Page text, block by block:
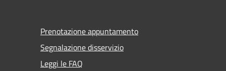
Prenotazione appuntamento
Segnalazione disservizio
Leggi le FAQ